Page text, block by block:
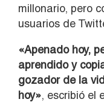
millonario, pero
usuarios de
«Apenado hoy,
aprendido y
gozador de la
hoy», escribió el